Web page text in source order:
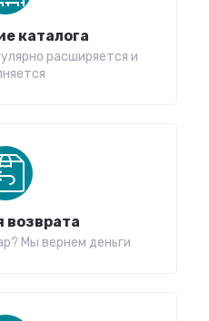
каталога
расширяется и
возврата
Мы вернем деньги